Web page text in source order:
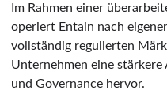
Im Rahmen einer
operiert Entain nach
vollständig regulierten
Unternehmen eine
und Governance hervor.